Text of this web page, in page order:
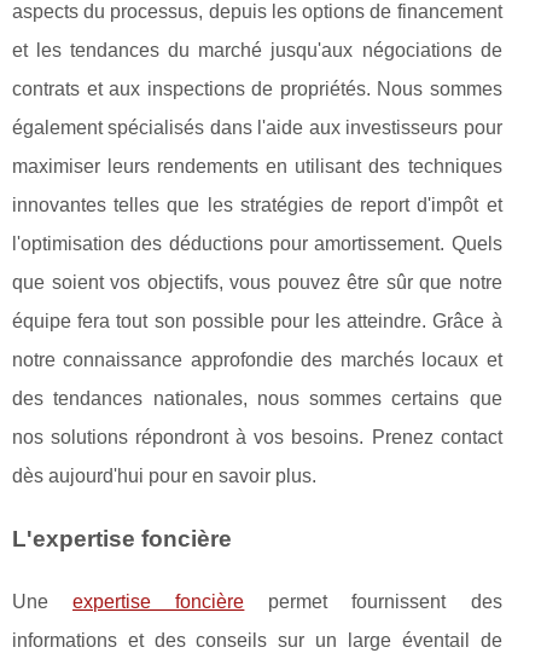
aspects du processus, depuis les options de financement
et les tendances du marché jusqu'aux négociations de
contrats et aux inspections de propriétés. Nous sommes
également spécialisés dans l'aide aux investisseurs pour
maximiser leurs rendements en utilisant des techniques
innovantes telles que les stratégies de report d'impôt et
l'optimisation des déductions pour amortissement. Quels
que soient vos objectifs, vous pouvez être sûr que notre
équipe fera tout son possible pour les atteindre. Grâce à
notre connaissance approfondie des marchés locaux et
des tendances nationales, nous sommes certains que
nos solutions répondront à vos besoins. Prenez contact
dès aujourd'hui pour en savoir plus.
L'expertise foncière
Uneexpertise foncière permet fournissent des
informations et des conseils sur un large éventail de